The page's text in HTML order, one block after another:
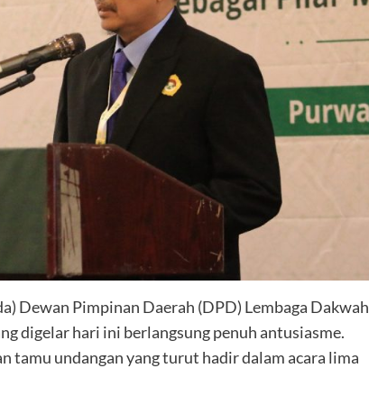
Dewan Pimpinan Daerah (DPD) Lembaga Dakwah
digelar hari ini berlangsung penuh antusiasme.
tamu undangan yang turut hadir dalam acara lima